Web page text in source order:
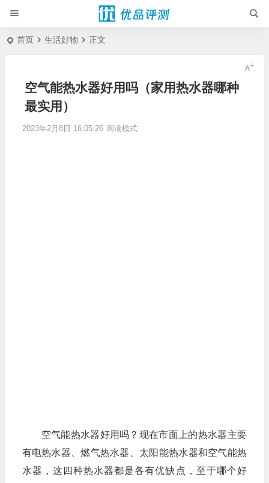
首页 生活好物 正文
空气能热水器好用吗（家用热水器哪种
最实用）
2023年2月8日 16:05:26 阅读模式
空气能热水器好用吗？现在市面上的热水器主要
有电热水器、燃气热水器、太阳能热水器和空气能热
水器，这四种热水器都是各有优缺点，至于哪个好